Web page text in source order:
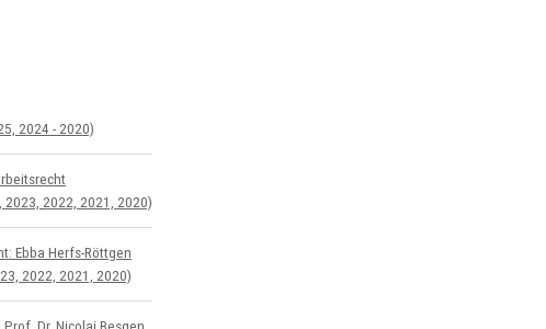
2024 - 2020)
2023, 2022, 2021, 2020)
Ebba Herfs-Röttgen
2022, 2021, 2020)